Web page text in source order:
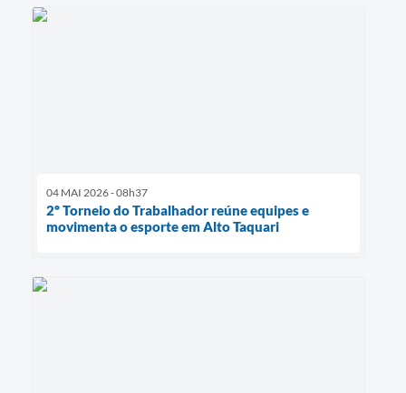
04 MAI 2026 - 08h37
2º Torneio do Trabalhador reúne equipes e
movimenta o esporte em Alto Taquari